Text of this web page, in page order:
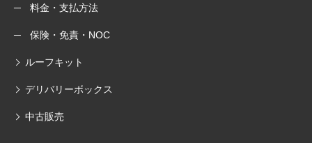
料金・支払方法
保険・免責・NOC
ルーフキット
デリバリーボックス
中古販売